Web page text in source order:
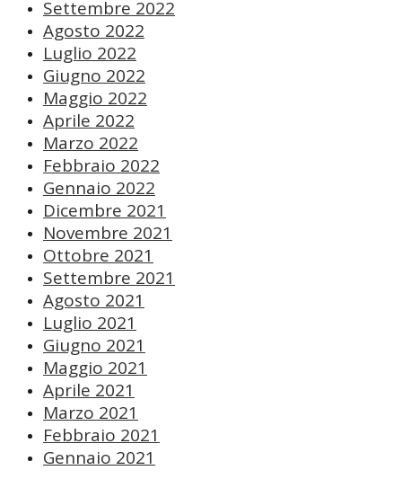
Settembre 2022
Agosto 2022
Luglio 2022
Giugno 2022
Maggio 2022
Aprile 2022
Marzo 2022
Febbraio 2022
Gennaio 2022
Dicembre 2021
Novembre 2021
Ottobre 2021
Settembre 2021
Agosto 2021
Luglio 2021
Giugno 2021
Maggio 2021
Aprile 2021
Marzo 2021
Febbraio 2021
Gennaio 2021